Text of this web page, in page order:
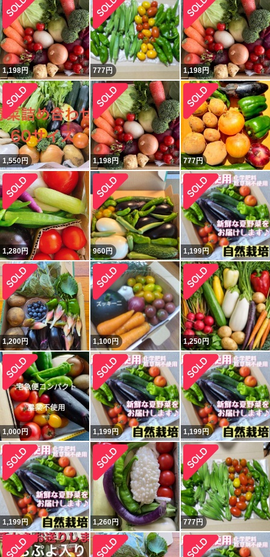
1,198円 777円 1,198円
1,550円 1,198円 777円
1,280円 960円 1,199円
1,200円 1,100円 1,250円
1,000円 1,199円 1,199円
1,199円 1,260円 777 円